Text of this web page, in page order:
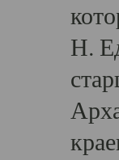
Н.